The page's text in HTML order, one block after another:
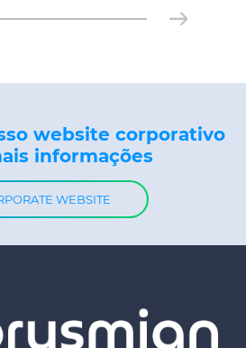
website corporativo
informações
WEBSITE